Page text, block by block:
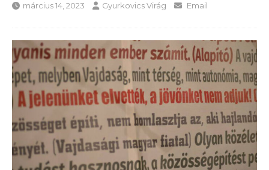
március 14, 2023 Gyurkovics Virág Email